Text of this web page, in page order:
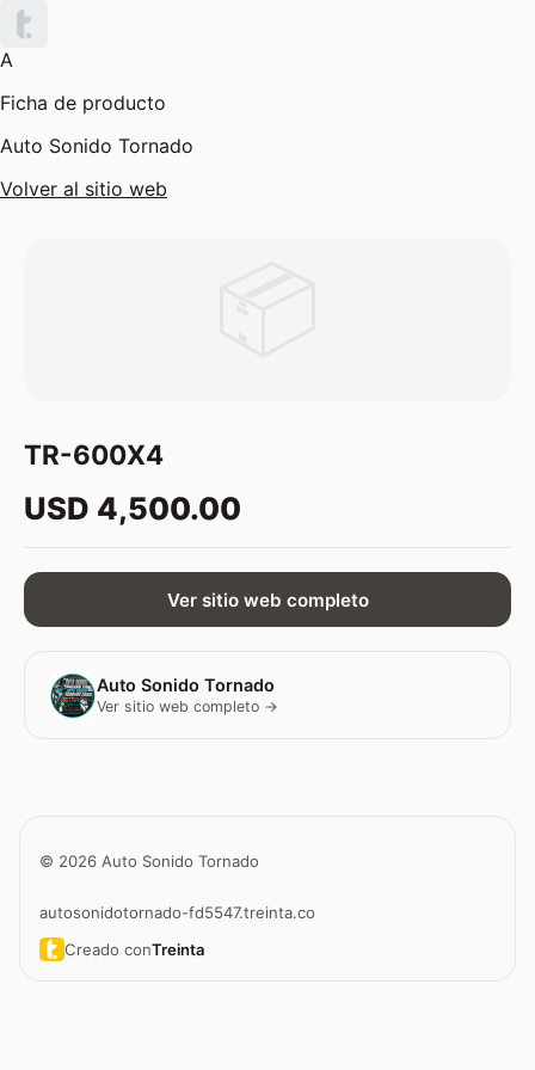
A
Ficha de producto
Auto Sonido Tornado
Volver al sitio web
TR-600X4
USD 4,500.00
Ver sitio web completo
Auto Sonido Tornado
Ver sitio web completo →
© 2026 Auto Sonido Tornado
autosonidotornado-fd5547.treinta.co
Creado conTreinta